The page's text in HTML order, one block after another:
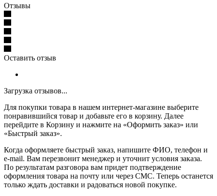
Отзывы
Оставить отзыв
Загрузка отзывов...
Для покупки товара в нашем интернет-магазине выберите
понравившийся товар и добавьте его в корзину. Далее
перейдите в Корзину и нажмите на «Оформить заказ» или
«Быстрый заказ».
Когда оформляете быстрый заказ, напишите ФИО, телефон и
e-mail. Вам перезвонит менеджер и уточнит условия заказа.
По результатам разговора вам придет подтверждение
оформления товара на почту или через СМС. Теперь останется
только ждать доставки и радоваться новой покупке.